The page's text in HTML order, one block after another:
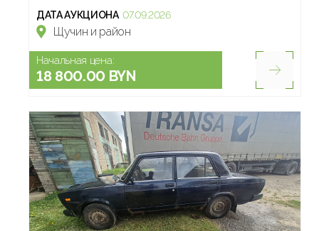
ДАТА АУКЦИОНА 07.09.2026
Щучин и район
Начальная цена:
18 800.00 BYN